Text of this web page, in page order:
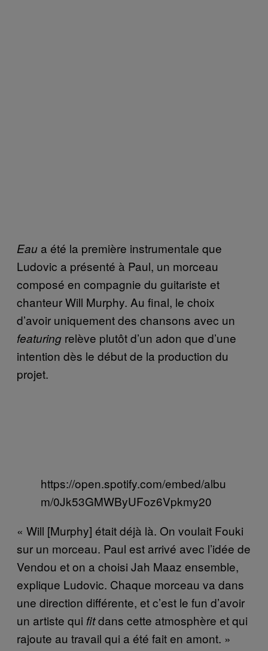
Eau a été la première instrumentale que
Ludovic a présenté à Paul, un morceau
composé en compagnie du guitariste et
chanteur Will Murphy. Au final, le choix
d’avoir uniquement des chansons avec un
featuring relève plutôt d’un adon que d’une
intention dès le début de la production du
projet.
https://open.spotify.com/embed/albu
m/0Jk53GMWByUFoz6Vpkmy20
« Will [Murphy] était déjà là. On voulait Fouki
sur un morceau. Paul est arrivé avec l’idée de
Vendou et on a choisi Jah Maaz ensemble,
explique Ludovic. Chaque morceau va dans
une direction différente, et c’est le fun d’avoir
un artiste qui fitdans cette atmosphère et qui
rajoute au travail qui a été fait en amont. »